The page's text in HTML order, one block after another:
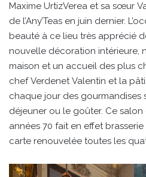
Maxime UrtizVerea et sa sœur
de l’Any’Teas en juin dernier.
beauté à ce lieu très apprécié
nouvelle décoration intérieure,
maison et un accueil des plus
chef Verdenet Valentin et la
chaque jour des gourmandises
déjeuner ou le goûter. Ce salon
années 70 fait en effet
carte renouvelée toutes les